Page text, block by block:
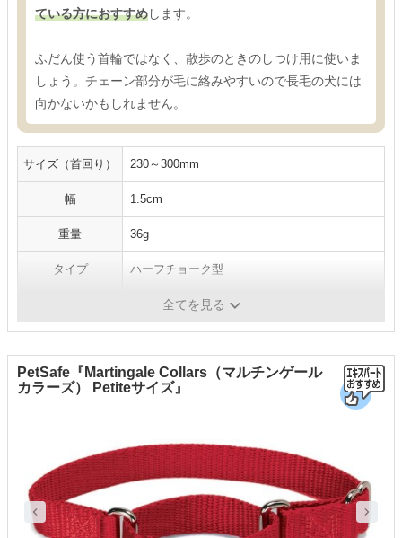
ている方におすすめします。
ふだん使う首輪ではなく、散歩のときのしつけ用に使いま
しょう。チェーン部分が毛に絡みやすいので長毛の犬には
向かないかもしれません。
サイズ（首回り） 230～300mm
幅 1.5cm
重量 36g
タイプ ハーフチョーク型
紐：ナイロン、鎖：鉄、調節具：プラスチック
全てを見る
PetSafe『Martingale Collars（マルチンゲール
カラーズ） Petiteサイズ』